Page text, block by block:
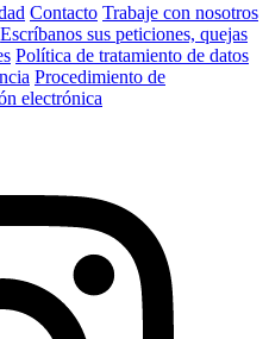
Contacto Trabaje con nosotros
Escríbanos sus peticiones, quejas
Política de tratamiento de datos
Procedimiento de
electrónica